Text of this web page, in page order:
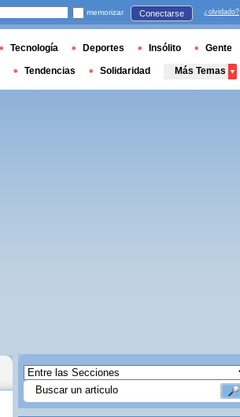
memorizar Conectarse ¿olvidado?
Tecnología Deportes Insólito Gente
Tendencias Solidaridad Más Temas